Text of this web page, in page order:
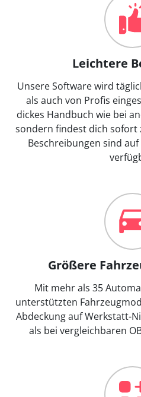
Leichtere
Unsere Software wird
als auch von Profis
dickes Handbuch wie bei
sondern findest dich sofort
Beschreibungen sind
Größere
Mit mehr als 35
unterstützten
Abdeckung auf Werkstatt-
als bei vergleichbaren